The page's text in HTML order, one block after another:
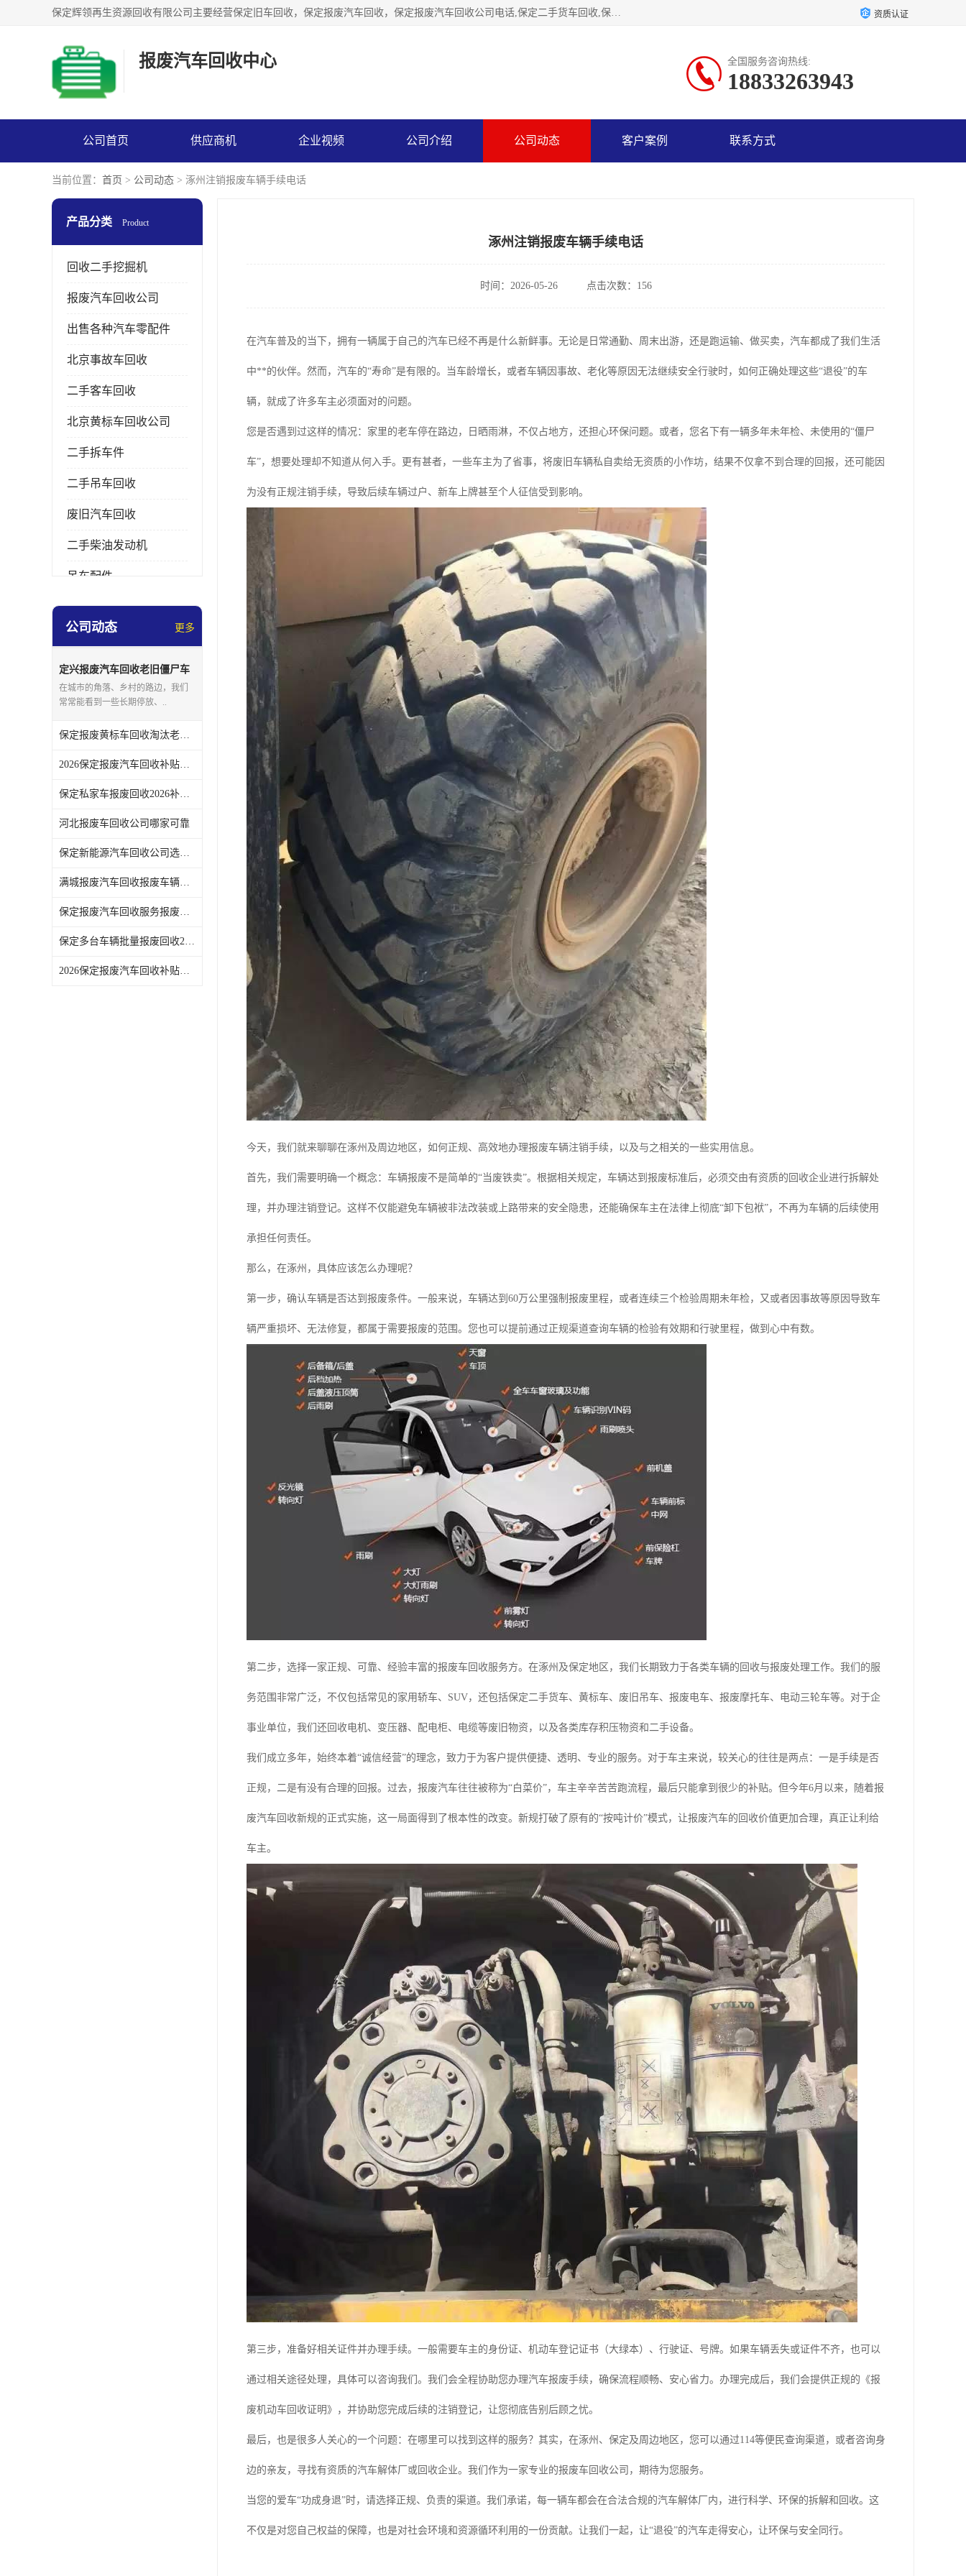
保定辉领再生资源回收有限公司主要经营保定旧车回收，保定报废汽车回收，保定报废汽车回收公司电话,保定二手货车回收,保定黄标车回收, 保定黄标车回收，保定哪里收报废车，保定废旧汽车回收，保定汽车报废手续办理，保定汽车解体厂。将通过采取区域限行促进淘汰、经济补助激励新、加大上路*法处罚、加强达标排放监管等综合措施，对老旧机动车逐步实行末位淘汰，加快老旧机动车淘汰新 资质认证
报废汽车回收中心 全国服务咨询热线:
18833263943
公司首页 供应商机 企业视频 公司介绍 公司动态 客户案例 联系方式
当前位置： 首页 > 公司动态 > 涿州注销报废车辆手续电话
产品分类 Product
回收二手挖掘机
报废汽车回收公司
出售各种汽车零配件
北京事故车回收
二手客车回收
北京黄标车回收公司
二手拆车件
二手吊车回收
废旧汽车回收
二手柴油发动机
吊车配件
挖掘机拆车件
公司动态 更多
定兴报废汽车回收老旧僵尸车
上门回收处理
在城市的角落、乡村的路边，我们
常常能看到一些长期停放、..
保定报废黄标车回收淘汰老旧车辆领取补贴
2026保定报废汽车回收补贴发放注意事项
保定私家车报废回收2026补贴发放时间说明
河北报废车回收公司哪家可靠
保定新能源汽车回收公司选哪家
满城报废汽车回收报废车辆残值实时报价
保定报废汽车回收服务报废手续全程代办不用跑腿
保定多台车辆批量报废回收2026补贴政策
2026保定报废汽车回收补贴申领常见问题汇总
涿州注销报废车辆手续电话
时间：2026-05-26 点击次数：156
在汽车普及的当下，拥有一辆属于自己的汽车已经不再是什么新鲜事。无论是日常通勤、周末出游，还是跑运输、做买卖，汽车都成了我们生活
中**的伙伴。然而，汽车的“寿命”是有限的。当车龄增长，或者车辆因事故、老化等原因无法继续安全行驶时，如何正确处理这些“退役”的车
辆，就成了许多车主必须面对的问题。
您是否遇到过这样的情况：家里的老车停在路边，日晒雨淋，不仅占地方，还担心环保问题。或者，您名下有一辆多年未年检、未使用的“僵尸
车”，想要处理却不知道从何入手。更有甚者，一些车主为了省事，将废旧车辆私自卖给无资质的小作坊，结果不仅拿不到合理的回报，还可能因
为没有正规注销手续，导致后续车辆过户、新车上牌甚至个人征信受到影响。
今天，我们就来聊聊在涿州及周边地区，如何正规、高效地办理报废车辆注销手续，以及与之相关的一些实用信息。
首先，我们需要明确一个概念：车辆报废不是简单的“当废铁卖”。根据相关规定，车辆达到报废标准后，必须交由有资质的回收企业进行拆解处
理，并办理注销登记。这样不仅能避免车辆被非法改装或上路带来的安全隐患，还能确保车主在法律上彻底“卸下包袱”，不再为车辆的后续使用
承担任何责任。
那么，在涿州，具体应该怎么办理呢？
第一步，确认车辆是否达到报废条件。一般来说，车辆达到60万公里强制报废里程，或者连续三个检验周期未年检，又或者因事故等原因导致车
辆严重损坏、无法修复，都属于需要报废的范围。您也可以提前通过正规渠道查询车辆的检验有效期和行驶里程，做到心中有数。
第二步，选择一家正规、可靠、经验丰富的报废车回收服务方。在涿州及保定地区，我们长期致力于各类车辆的回收与报废处理工作。我们的服
务范围非常广泛，不仅包括常见的家用轿车、SUV，还包括保定二手货车、黄标车、废旧吊车、报废电车、报废摩托车、电动三轮车等。对于企
事业单位，我们还回收电机、变压器、配电柜、电缆等废旧物资，以及各类库存积压物资和二手设备。
我们成立多年，始终本着“诚信经营”的理念，致力于为客户提供便捷、透明、专业的服务。对于车主来说，较关心的往往是两点：一是手续是否
正规，二是有没有合理的回报。过去，报废汽车往往被称为“白菜价”，车主辛辛苦苦跑流程，最后只能拿到很少的补贴。但今年6月以来，随着报
废汽车回收新规的正式实施，这一局面得到了根本性的改变。新规打破了原有的“按吨计价”模式，让报废汽车的回收价值更加合理，真正让利给
车主。
第三步，准备好相关证件并办理手续。一般需要车主的身份证、机动车登记证书（大绿本）、行驶证、号牌。如果车辆丢失或证件不齐，也可以
通过相关途径处理，具体可以咨询我们。我们会全程协助您办理汽车报废手续，确保流程顺畅、安心省力。办理完成后，我们会提供正规的《报
废机动车回收证明》，并协助您完成后续的注销登记，让您彻底告别后顾之忧。
最后，也是很多人关心的一个问题：在哪里可以找到这样的服务？其实，在涿州、保定及周边地区，您可以通过114等便民查询渠道，或者咨询身
边的亲友，寻找有资质的汽车解体厂或回收企业。我们作为一家专业的报废车回收公司，期待为您服务。
当您的爱车“功成身退”时，请选择正规、负责的渠道。我们承诺，每一辆车都会在合法合规的汽车解体厂内，进行科学、环保的拆解和回收。这
不仅是对您自己权益的保障，也是对社会环境和资源循环利用的一份贡献。让我们一起，让“退役”的汽车走得安心，让环保与安全同行。